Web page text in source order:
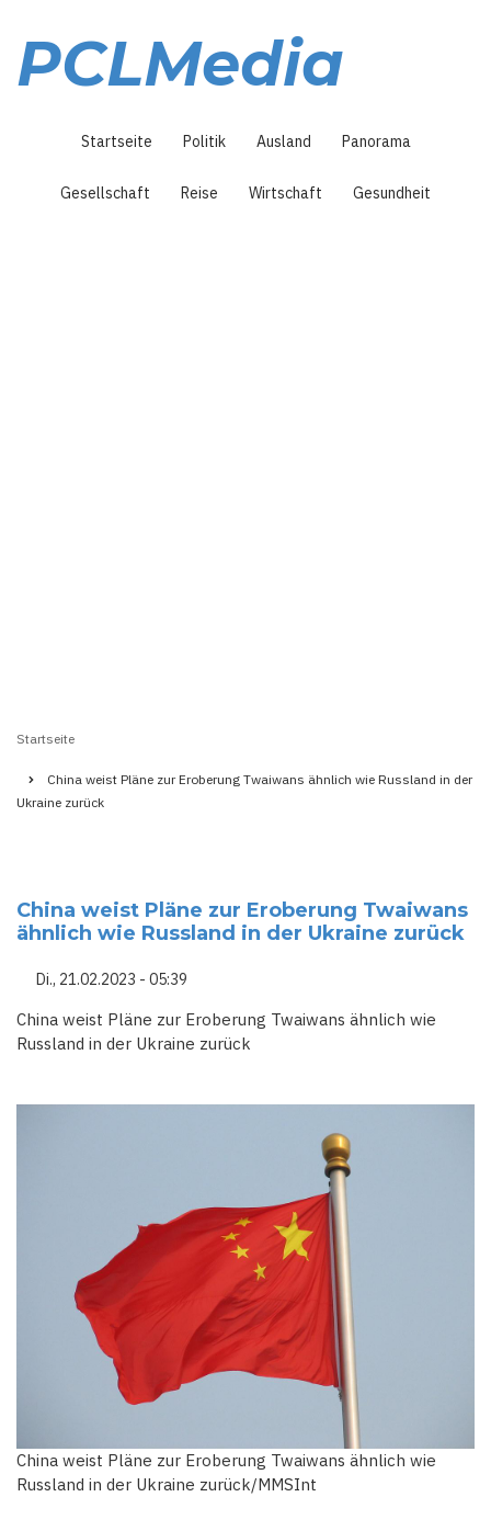
Inhalt
PCLMedia
Startseite Politik Ausland Panorama
Gesellschaft Reise Wirtschaft Gesundheit
Startseite
China weist Pläne zur Eroberung Twaiwans ähnlich wie Russland in der
Ukraine zurück
China weist Pläne zur Eroberung Twaiwans
ähnlich wie Russland in der Ukraine zurück
Di., 21.02.2023 - 05:39
China weist Pläne zur Eroberung Twaiwans ähnlich wie
Russland in der Ukraine zurück
China weist Pläne zur Eroberung Twaiwans ähnlich wie
Russland in der Ukraine zurück/MMSInt